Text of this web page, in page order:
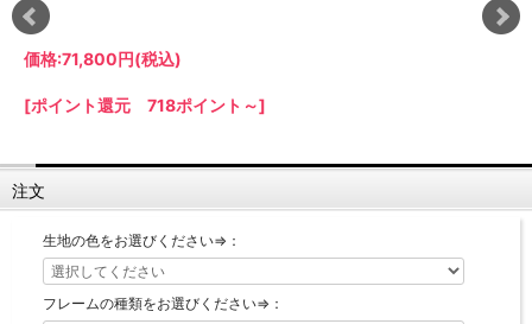
隙間を無駄なく活用
特徴で選ぶ
【LASCO】ロータイプ
キッチン収納
キッチンの便利アイテム
タワー tower（山崎実業）
ダストボックス
【Pittaly】耐震上置きラック
価格:71,800円(税込)
[ポイント還元 718ポイント～]
注文
生地の色をお選びください⇒：
フレームの種類をお選びください⇒：